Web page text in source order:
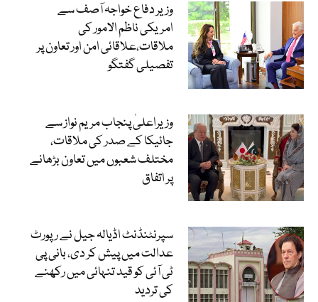
وزیر دفاع خواجہ آصف سے
امریکی ناظم الامور کی
ملاقات،علاقائی امن اور تعاون پر
تفصیلی گفتگو
وزیراعلیٰ پنجاب مریم نواز سے
جائیکا کے صدر کی ملاقات،
مختلف شعبوں میں تعاون بڑھانے
پر اتفاق
سپرنٹنڈنٹ اڈیالہ جیل نے رپورٹ
عدالت میں پیش کر دی، بانی پی
ٹی آئی کو قید تنہائی میں رکھنے
کی تردید